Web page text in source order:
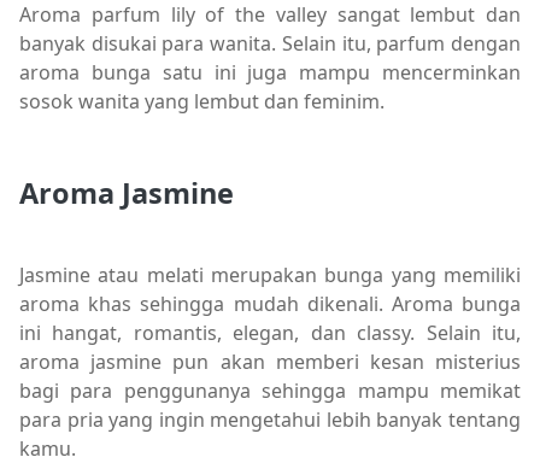
Aroma parfum lily of the valley sangat lembut dan
banyak disukai para wanita. Selain itu, parfum dengan
aroma bunga satu ini juga mampu mencerminkan
sosok wanita yang lembut dan feminim.
Aroma Jasmine
Jasmine atau melati merupakan bunga yang memiliki
aroma khas sehingga mudah dikenali. Aroma bunga
ini hangat, romantis, elegan, dan classy. Selain itu,
aroma jasmine pun akan memberi kesan misterius
bagi para penggunanya sehingga mampu memikat
para pria yang ingin mengetahui lebih banyak tentang
kamu.